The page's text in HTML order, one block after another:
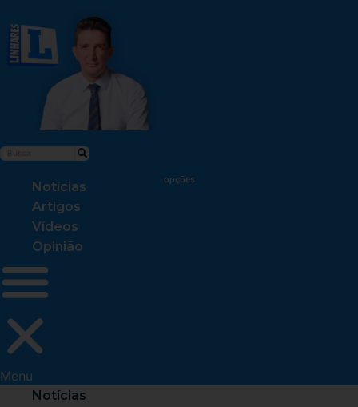
Notícias
Artigos
Vídeos
Opinião
Menu
Notícias